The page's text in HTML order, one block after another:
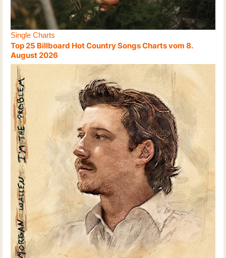
Single Charts
Top 25 Billboard Hot Country Songs Charts vom 8.
August 2026